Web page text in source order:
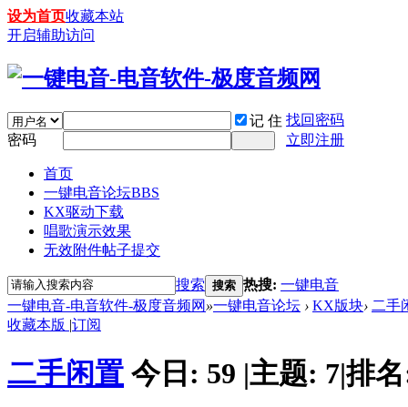
设为首页收藏本站
开启辅助访问
记 住 找回密码
密码
立即注册
首页
一键电音论坛BBS
KX驱动下载
唱歌演示效果
无效附件帖子提交
搜索 搜索 热搜: 一键电音
一键电音-电音软件-极度音频网 »一键电音论坛 › KX版块› 二手
收藏本版 |订阅
二手闲置 今日: 59 |主题: 7|排